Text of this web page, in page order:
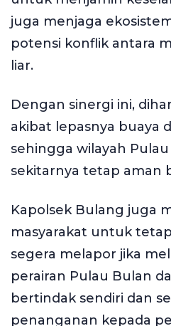
juga menjaga
potensi konflik antara
liar.
Dengan sinergi ini,
akibat lepasnya buaya
sehingga wilayah
sekitarnya tetap aman
Kapolsek Bulang juga
masyarakat untuk
segera melapor jika
perairan Pulau Bulan
bertindak sendiri dan
penanganan kepada